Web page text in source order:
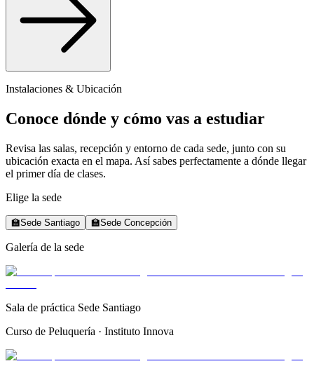
Instalaciones & Ubicación
Conoce dónde y cómo vas a estudiar
Revisa las salas, recepción y entorno de cada sede, junto con su
ubicación exacta en el mapa. Así sabes perfectamente a dónde llegar
el primer día de clases.
Elige la sede
🏫Sede Santiago 🏫Sede Concepción
Galería de la sede
Sala de práctica Sede Santiago
Curso de Peluquería · Instituto Innova